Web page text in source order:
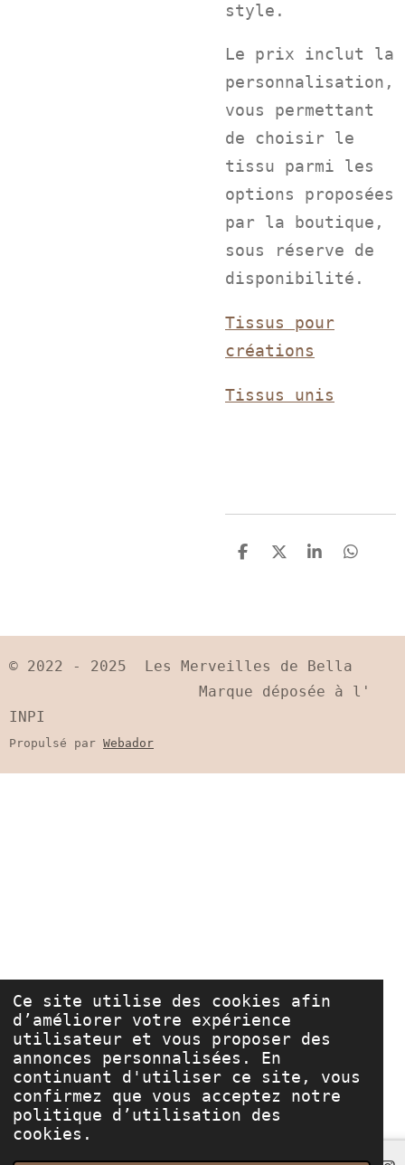
Ce site utilise des cookies afin
d’améliorer votre expérience
utilisateur et vous proposer des
annonces personnalisées. En
continuant d'utiliser ce site, vous
confirmez que vous acceptez notre
politique d’utilisation des
cookies.
style.
Le prix inclut la
personnalisation,
vous permettant
de choisir le
tissu parmi les
options proposées
par la boutique,
sous réserve de
disponibilité.
Tissus pour
créations
Tissus unis
P
g
e
r
P
g
e
r
P
g
e
r
P
g
r
© 2022 - 2025 Les Merveilles de Bella
Marque déposée à l'
INPI
Propulsé par Webador